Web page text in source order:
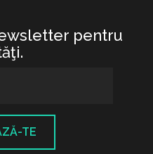
pentru
TE